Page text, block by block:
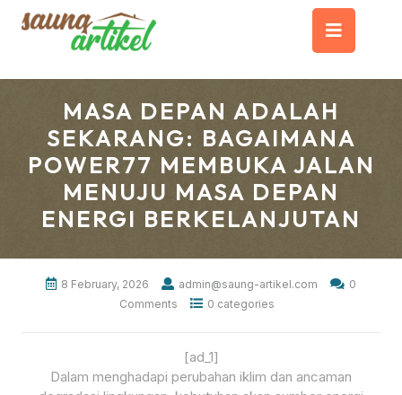
MASA DEPAN ADALAH
SEKARANG: BAGAIMANA
POWER77 MEMBUKA JALAN
MENUJU MASA DEPAN
ENERGI BERKELANJUTAN
8 February, 2026 admin@saung-artikel.com
0
Comments
0 categories
[ad_1]
Dalam menghadapi perubahan iklim dan ancaman